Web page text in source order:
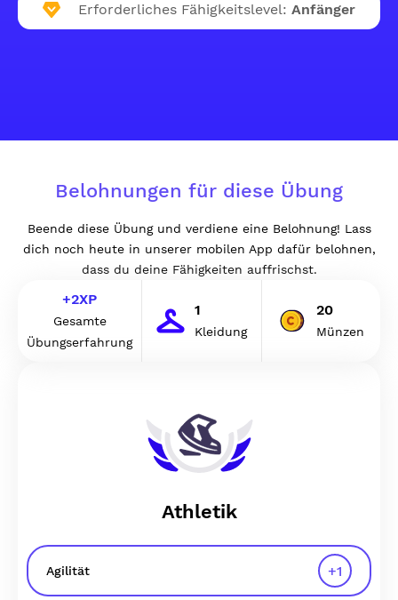
Erforderliches Fähigkeitslevel: Anfänger
Belohnungen für diese Übung
Beende diese Übung und verdiene eine Belohnung! Lass
dich noch heute in unserer mobilen App dafür belohnen,
dass du deine Fähigkeiten auffrischst.
+2XP
Gesamte
Übungserfahrung
1
Kleidung
20
Münzen
Athletik
Agilität +1